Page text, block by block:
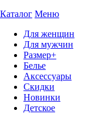
Каталог Меню
Для женщин
Для мужчин
Размер+
Белье
Аксессуары
Скидки
Новинки
Детское